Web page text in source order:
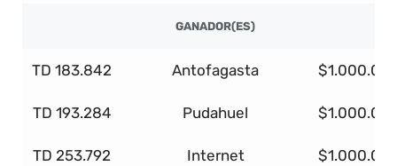
GANADOR(ES)
TD 183.842 Antofagasta
TD 193.284 Pudahuel
TD 253.792 Internet